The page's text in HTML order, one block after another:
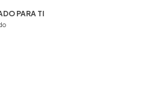
PARA TI